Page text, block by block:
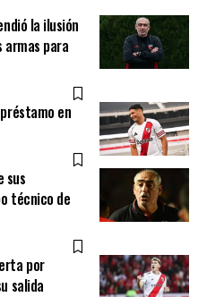
la ilusión
armas para
en
sus
técnico de
por
salida